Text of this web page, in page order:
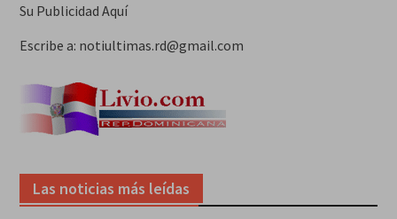
Su Publicidad Aquí
Escribe a: notiultimas.rd@gmail.com
Las noticias más leídas